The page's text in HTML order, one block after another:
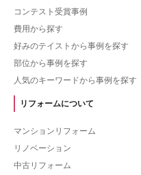
コンテスト受賞事例
費用から探す
好みのテイストから事例を探す
部位から事例を探す
人気のキーワードから事例を探す
リフォームについて
マンションリフォーム
リノベーション
中古リフォーム